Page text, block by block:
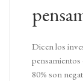
Dicen los
80% son